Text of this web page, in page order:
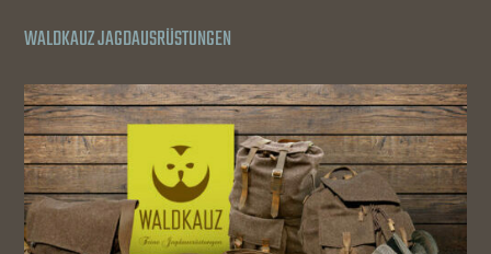
WALDKAUZ JAGDAUSRÜSTUNGEN